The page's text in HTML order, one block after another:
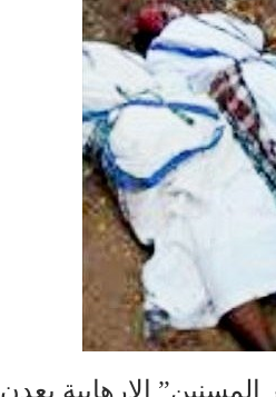
الإرهابية بعدن